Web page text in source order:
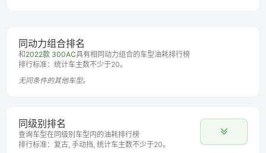
同动力组合排名
和 2022款 300AC具有相同动力组合的车型油耗排行榜
排行标准：统计车主数不少于20。
无同条件的其他车型。
同级别排名
查询车型在同级别车型内的油耗排行榜
排行标准：复古, 手动挡, 统计车主数不少于20。